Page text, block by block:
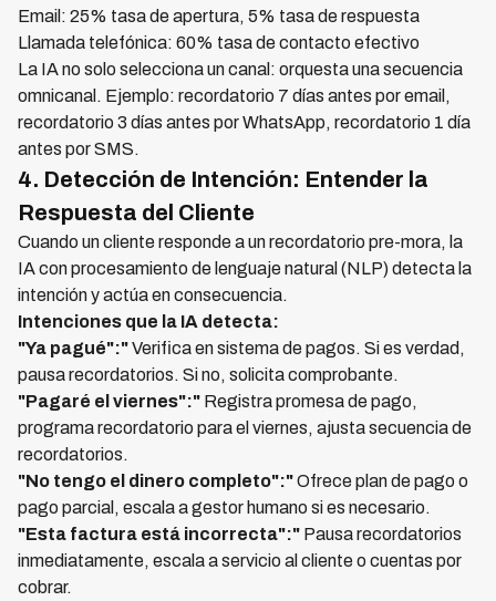
Email: 25% tasa de apertura, 5% tasa de respuesta
Llamada telefónica: 60% tasa de contacto efectivo
La IA no solo selecciona un canal: orquesta una secuencia
omnicanal. Ejemplo: recordatorio 7 días antes por email,
recordatorio 3 días antes por WhatsApp, recordatorio 1 día
antes por SMS.
4. Detección de Intención: Entender la
Respuesta del Cliente
Cuando un cliente responde a un recordatorio pre-mora, la
IA con procesamiento de lenguaje natural (NLP) detecta la
intención y actúa en consecuencia.
Intenciones que la IA detecta:
"Ya pagué":"Verifica en sistema de pagos. Si es verdad,
pausa recordatorios. Si no, solicita comprobante.
"Pagaré el viernes":" Registra promesa de pago,
programa recordatorio para el viernes, ajusta secuencia de
recordatorios.
"No tengo el dinero completo":"Ofrece plan de pago o
pago parcial, escala a gestor humano si es necesario.
"Esta factura está incorrecta":" Pausa recordatorios
inmediatamente, escala a servicio al cliente o cuentas por
cobrar.